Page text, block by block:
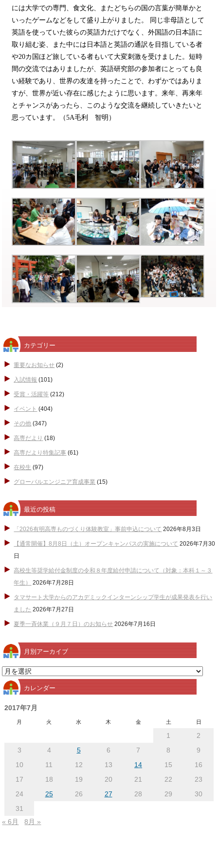
には大学での専門、食文化、またどちらの国の言葉が簡単かと
いったゲームなどをして盛り上がりました。 同じ非母語として
英語を使っていた彼らの英語力だけでなく、外国語の日本語に
取り組む姿、また中には日本語と英語の通訳を目指している者
や20カ国ほど旅している者もいて大変刺激を受けました。短時
間の交流ではありましたが、英語研究部の参加者にとっても良
い経験であり、世界の友達を持ったことで、わずかではありま
すが、世界が近い存在に感じたように思います。来年、再来年
とチャンスがあったら、このような交流を継続していきたいと
思っています。（5A毛利 智明）
カテゴリー
重要なお知らせ (2)
入試情報 (101)
受賞・活躍等 (212)
イベント (404)
その他 (347)
高専だより (18)
高専だより特集記事 (61)
在校生 (97)
グローバルエンジニア育成事業 (15)
最近の投稿
「2026有明高専ものづくり体験教室」事前申込について 2026年8月3日
【通常開催】8月8日（土）オープンキャンパスの実施について 2026年7月30
日
高校生等奨学給付金制度の令和８年度給付申請について（対象：本科１～３
年生）
2026年7月28日
タマサート大学からのアカデミックインターンシップ学生が成果発表を行い
ました 2026年7月27日
夏季一斉休業（９月７日）のお知らせ 2026年7月16日
月別アーカイブ
月
別
ア
ー
カレンダー
2017年7月
月 火 水 木 金 土 日
1
2
3
4 5 6 7 8
9
10
11 12 13 14 15
16
17
18 19 20 21 22
23
24
25 26 27 28 29
30
31
« 6月
8月 »